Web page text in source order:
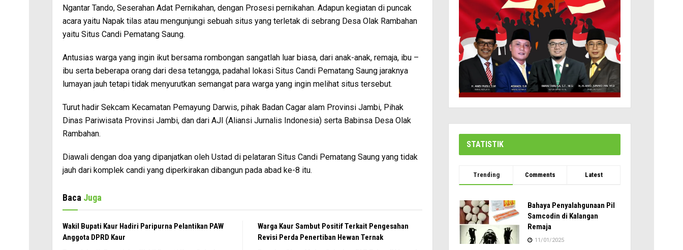
Ngantar Tando, Seserahan Adat Pernikahan, dengan Prosesi pernikahan. Adapun kegiatan di puncak
acara yaitu Napak tilas atau mengunjungi sebuah situs yang terletak di sebrang Desa Olak Rambahan
yaitu Situs Candi Pematang Saung.
Antusias warga yang ingin ikut bersama rombongan sangatlah luar biasa, dari anak-anak, remaja, ibu –
ibu serta beberapa orang dari desa tetangga, padahal lokasi Situs Candi Pematang Saung jaraknya
lumayan jauh tetapi tidak menyurutkan semangat para warga yang ingin melihat situs tersebut.
Turut hadir Sekcam Kecamatan Pemayung Darwis, pihak Badan Cagar alam Provinsi Jambi, Pihak
Dinas Pariwisata Provinsi Jambi, dan dari AJI (Aliansi Jurnalis Indonesia) serta Babinsa Desa Olak
Rambahan.
Diawali dengan doa yang dipanjatkan oleh Ustad di pelataran Situs Candi Pematang Saung yang tidak
jauh dari komplek candi yang diperkirakan dibangun pada abad ke-8 itu.
Baca Juga
Wakil Bupati Kaur Hadiri Paripurna Pelantikan PAW
Anggota DPRD Kaur
Warga Kaur Sambut Positif Terkait Pengesahan
Revisi Perda Penertiban Hewan Ternak
STATISTIK
Trending Comments Latest
Bahaya Penyalahgunaan Pil
Samcodin di Kalangan
Remaja
11/01/2025